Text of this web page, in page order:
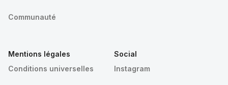
Communauté
Mentions légales
Conditions universelles
Social
Instagram